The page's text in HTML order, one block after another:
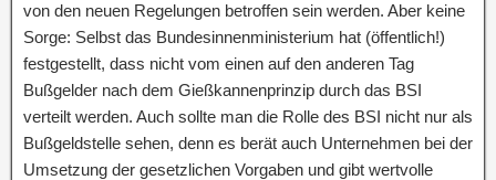
von den neuen Regelungen betroffen sein werden. Aber keine
Sorge: Selbst das Bundesinnenministerium hat (öffentlich!)
festgestellt, dass nicht vom einen auf den anderen Tag
Bußgelder nach dem Gießkannenprinzip durch das BSI
verteilt werden. Auch sollte man die Rolle des BSI nicht nur als
Bußgeldstelle sehen, denn es berät auch Unternehmen bei der
Umsetzung der gesetzlichen Vorgaben und gibt wertvolle